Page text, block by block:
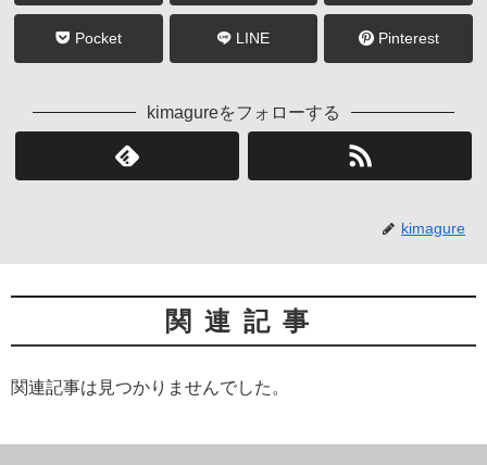
Pocket LINE Pinterest
kimagureをフォローする
kimagure
関連記事
関連記事は見つかりませんでした。